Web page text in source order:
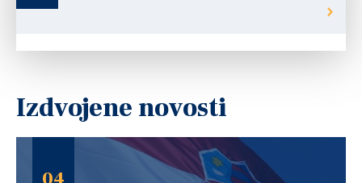
Izdvojene novosti